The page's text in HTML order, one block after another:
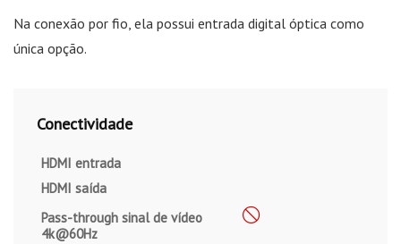
Na conexão por fio, ela possui entrada digital óptica como
única opção.
Conectividade
HDMI entrada
HDMI saída
Pass-through sinal de vídeo
4k@60Hz